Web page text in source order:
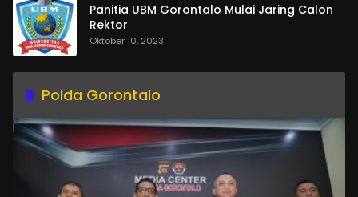
Panitia UBM Gorontalo Mulai Jaring Calon
Rektor
Oktober 10, 2023
Polda Gorontalo